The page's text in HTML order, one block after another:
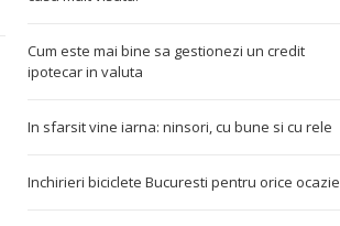
Cum este mai bine sa gestionezi un credit
ipotecar in valuta
In sfarsit vine iarna: ninsori, cu bune si cu rele
Inchirieri biciclete Bucuresti pentru orice ocazie